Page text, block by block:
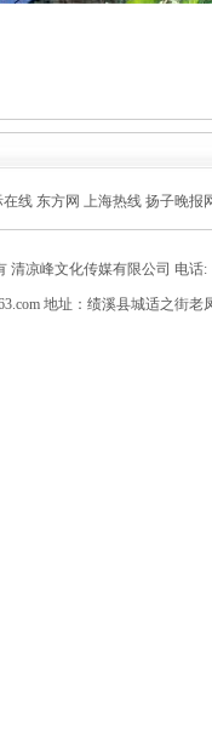
在线 东方网 上海热线 扬子晚报
清凉峰文化传媒有限公司 电话:
地址：绩溪县城适之街